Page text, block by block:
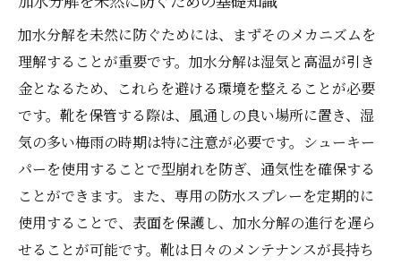
加水分解を未然に防ぐためには、まずそのメカニズムを
理解することが重要です。加水分解は湿気と高温が引き
金となるため、これらを避ける環境を整えることが必要
です。靴を保管する際は、風通しの良い場所に置き、湿
気の多い梅雨の時期は特に注意が必要です。シューキー
パーを使用することで型崩れを防ぎ、通気性を確保する
ことができます。また、専用の防水スプレーを定期的に
使用することで、表面を保護し、加水分解の進行を遅ら
せることが可能です。靴は日々のメンテナンスが長持ち